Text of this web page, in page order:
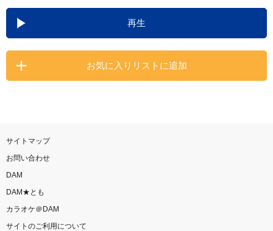
DAMの新曲・ランキングなど
カラオケ最新情報をチェック！
再生
お気に入りリストに追加
サイトマップ
お問い合わせ
DAM
DAM★とも
カラオケ＠DAM
サイトのご利用について